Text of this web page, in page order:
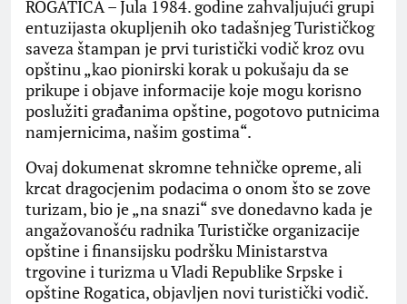
ROGATICA – Jula 1984. godine zahvaljujući grupi
entuzijasta okupljenih oko tadašnjeg Turističkog
saveza štampan je prvi turistički vodič kroz ovu
opštinu „kao pionirski korak u pokušaju da se
prikupe i objave informacije koje mogu korisno
poslužiti građanima opštine, pogotovo putnicima
namjernicima, našim gostima“.
Ovaj dokumenat skromne tehničke opreme, ali
krcat dragocjenim podacima o onom što se zove
turizam, bio je „na snazi“ sve donedavno kada je
angažovanošću radnika Turističke organizacije
opštine i finansijsku podršku Ministarstva
trgovine i turizma u Vladi Republike Srpske i
opštine Rogatica, objavljen novi turistički vodič.